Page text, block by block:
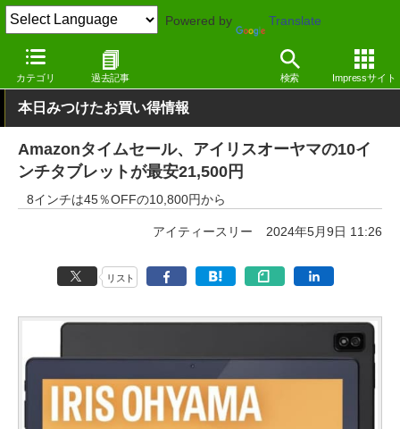
Powered by Translate
カテゴリ 過去記事 検索 Impressサイト
窓の杜 システム・ファイル Android
本日みつけたお買い得情報
Amazonタイムセール、アイリスオーヤマの10イ
ンチタブレットが最安21,500円
8インチは45％OFFの10,800円から
アイティースリー 2024年5月9日 11:26
リスト